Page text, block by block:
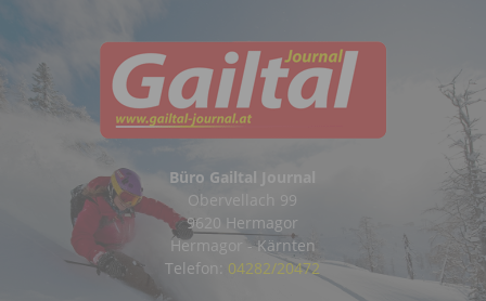
Büro Gailtal Journal
Obervellach 99
9620 Hermagor
Hermagor - Kärnten
Telefon: 04282/20472